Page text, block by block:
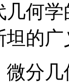
何
的
微分